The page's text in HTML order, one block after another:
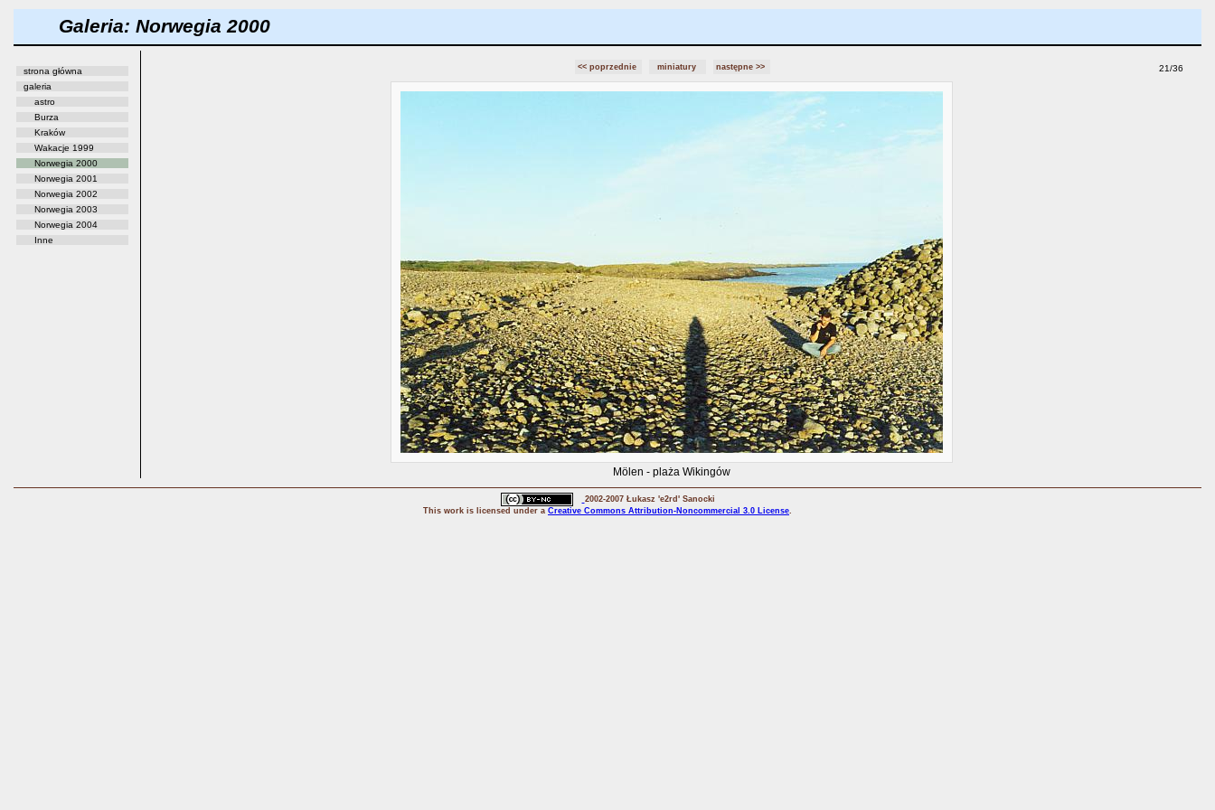
Galeria: Norwegia 2000
strona główna
galeria
astro
Burza
Kraków
Wakacje 1999
Norwegia 2000
Norwegia 2001
Norwegia 2002
Norwegia 2003
Norwegia 2004
Inne
<< poprzednie miniatury następne >> 21/36
Mölen - plaża Wikingów
2002-2007 Łukasz 'e2rd' Sanocki
This work is licensed under a Creative Commons Attribution-Noncommercial 3.0 License.